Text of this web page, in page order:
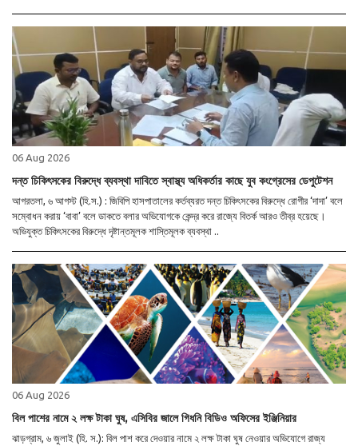
06 Aug 2026
দন্ত চিকিৎসকের বিরুদ্ধে ব্যবস্থা দাবিতে স্বাস্থ্য অধিকর্তার কাছে যুব কংগ্রেসের ডেপুটেশন
আগরতলা, ৬ আগস্ট (হি.স.) : জিবিপি হাসপাতালের কর্তব্যরত দন্ত চিকিৎসকের বিরুদ্ধে রোগীর ‘দাদা’ বলে
সম্বোধন করায় ‘বাবা’ বলে ডাকতে বলার অভিযোগকে কেন্দ্র করে রাজ্যে বিতর্ক আরও তীব্র হয়েছে।
অভিযুক্ত চিকিৎসকের বিরুদ্ধে দৃষ্টান্তমূলক শাস্তিমূলক ব্যবস্থা ..
06 Aug 2026
বিল পাশের নামে ২ লক্ষ টাকা ঘুষ, এসিবির জালে গিধনি বিডিও অফিসের ইঞ্জিনিয়ার
ঝাড়গ্রাম, ৬ জুলাই (হি. স.): বিল পাশ করে দেওয়ার নামে ২ লক্ষ টাকা ঘুষ নেওয়ার অভিযোগে রাজ্য